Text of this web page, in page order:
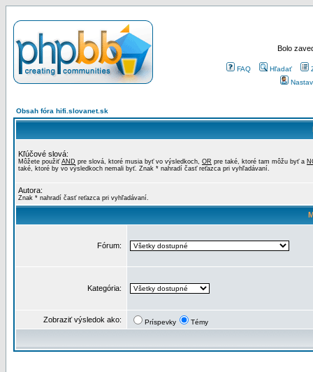
Bolo
FAQ Hľadať
Obsah fóra hifi.slovanet.sk
Kľúčové slová:
Môžete použiť AND pre slová, ktoré musia byť vo výsledkoch, OR pre také, ktoré tam môžu byť a
také, ktoré by vo výsledkoch nemali byť. Znak * nahradí časť reťazca pri vyhľadávaní.
Autora:
Znak * nahradí časť reťazca pri vyhľadávaní.
Fórum:
Kategória:
Zobraziť výsledok ako: Príspevky Témy